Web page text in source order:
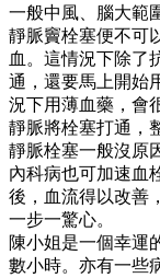
一般中風、腦大範
靜脈竇栓塞便不可
血。這情況下除了
通，還要馬上開始
況下用薄血藥，會
靜脈將栓塞打通，
靜脈栓塞一般沒原
內科病也可加速血
後，血流得以改善
一步一驚心。
陳小姐是一個幸運
數小時。亦有一些